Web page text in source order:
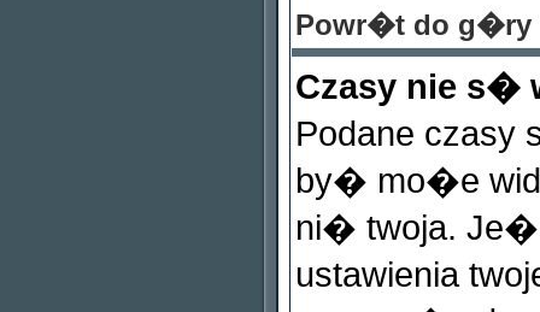
Powr�t do g�ry
Czasy nie
Podane
by� mo�e
ni� twoja.
ustawienia